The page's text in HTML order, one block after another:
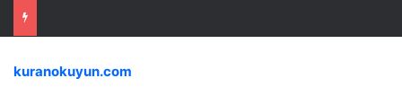
kuranokuyun.com